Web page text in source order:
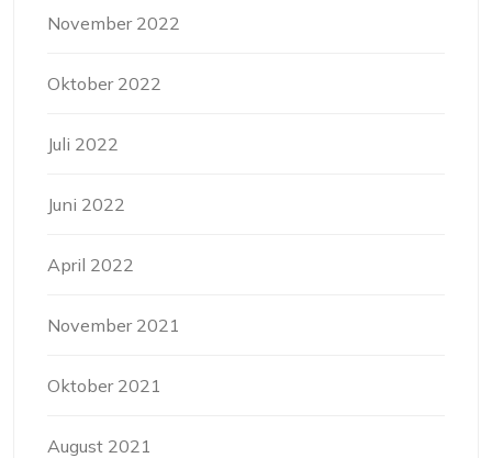
November 2022
Oktober 2022
Juli 2022
Juni 2022
April 2022
November 2021
Oktober 2021
August 2021